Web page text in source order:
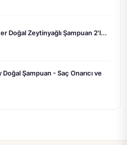
Doğal Zeytinyağlı Şampuan 2'l...
Şampuan - Saç Onarıcı ve